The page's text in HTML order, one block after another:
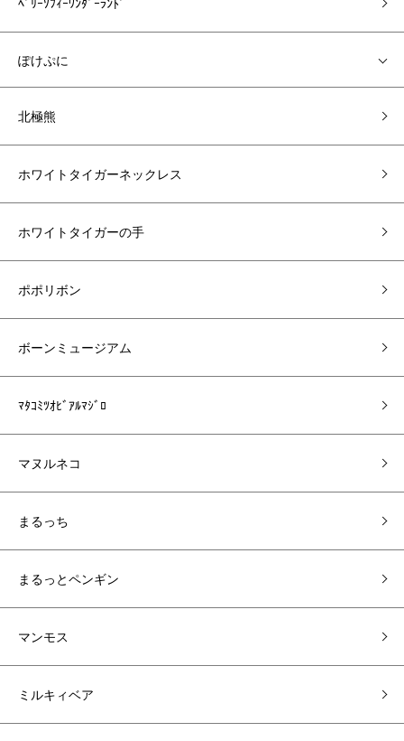
ぽけぷに
北極熊
ホワイトタイガーネックレス
ホワイトタイガーの手
ポポリボン
ボーンミュージアム
ﾏﾀｺﾐﾂｵﾋﾞｱﾙﾏｼﾞﾛ
マヌルネコ
まるっち
まるっとペンギン
マンモス
ミルキィベア